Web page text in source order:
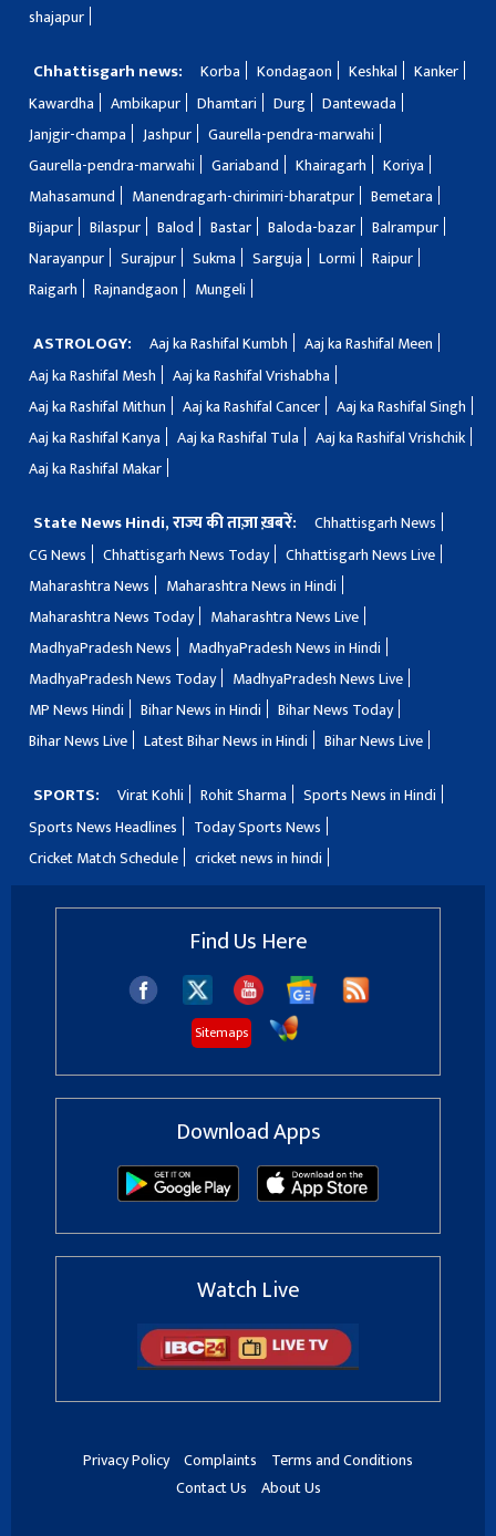
shajapur
Chhattisgarh news: Korba Kondagaon Keshkal
Kanker
Kawardha
Ambikapur Dhamtari Durg
Dantewada
Janjgir-champa
Jashpur
Gaurella-pendra-marwahi
Gaurella-pendra-marwahi
Gariaband Khairagarh
Koriya
Mahasamund
Manendragarh-chirimiri-bharatpur
Bemetara
Bijapur
Bilaspur Balod Bastar Baloda-bazar
Balrampur
Narayanpur
Surajpur Sukma Sarguja Lormi
Raipur
Raigarh
Rajnandgaon Mungeli
ASTROLOGY: Aaj ka Rashifal Kumbh
Aaj ka Rashifal Meen
Aaj ka Rashifal Mesh
Aaj ka Rashifal Vrishabha
Aaj ka Rashifal Mithun
Aaj ka Rashifal Cancer
Aaj ka Rashifal Singh
Aaj ka Rashifal Kanya
Aaj ka Rashifal Tula
Aaj ka Rashifal Vrishchik
Aaj ka Rashifal Makar
State News Hindi, राज्य की ताज़ा ख़बरें:
Chhattisgarh News
CG News
Chhattisgarh News Today
Chhattisgarh News Live
Maharashtra News
Maharashtra News in Hindi
Maharashtra News Today
Maharashtra News Live
MadhyaPradesh News
MadhyaPradesh News in Hindi
MadhyaPradesh News Today
MadhyaPradesh News Live
MP News Hindi
Bihar News in Hindi
Bihar News Today
Bihar News Live
Latest Bihar News in Hindi Bihar News Live
SPORTS: Virat Kohli Rohit Sharma
Sports News in Hindi
Sports News Headlines
Today Sports News
Cricket Match Schedule
cricket news in hindi
Find Us Here
Sitemaps
Download Apps
Watch Live
Privacy Policy Complaints
Terms and Conditions
Contact Us
About Us